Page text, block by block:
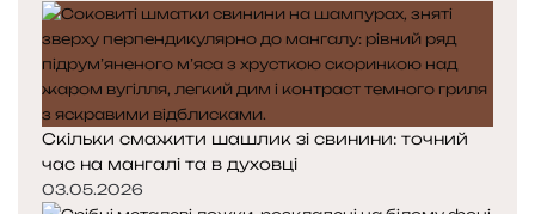
і
н
к
а
і
н
к
а
Скільки смажити шашлик зі свинини: точний
час на мангалі та в духовці
03.05.2026